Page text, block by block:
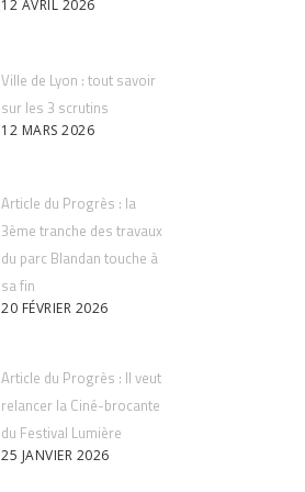
12 AVRIL 2026
Ville de Lyon : tout savoir
sur les 3 scrutins
12 MARS 2026
Article du Progrès : la
3ème tranche des travaux
du parc Blandan touche à
sa fin
20 FÉVRIER 2026
Article du Progrès : Il veut
relancer la Ciné-brocante
du Festival Lumière
25 JANVIER 2026